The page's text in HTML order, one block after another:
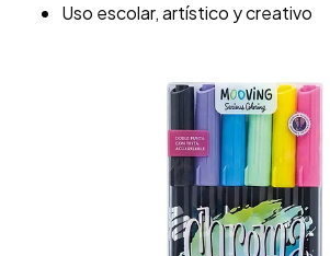
Uso escolar, artístico y creativo